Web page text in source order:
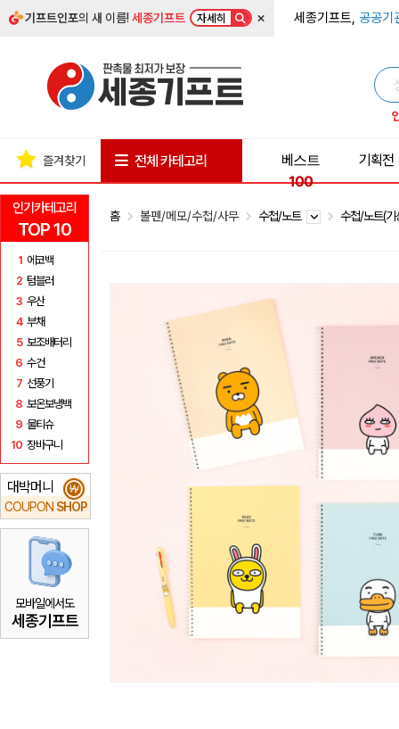
기프트인포의 새 이름!세종기프트 자세히 × 세종기프트, 공공기
인기카테고리
TOP 10
1 에코백
2 텀블러
3 우산
4 부채
5 보조배터리
6 수건
7 선풍기
8 보온보냉백
9 물티슈
10 장바구니
대박머니
COUPON SHOP
₩
모바일에서도
세종기프트
즐겨찾기 전체 카테고리
베스트
100
기획전
홈 볼펜/메모/수첩/사무 수첩/노트 수첩/노트(